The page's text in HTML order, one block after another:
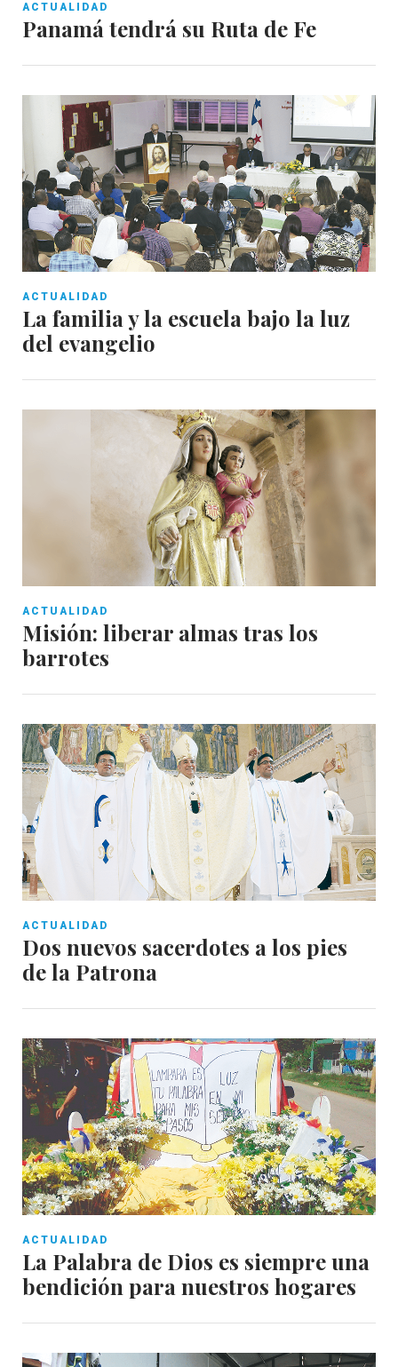
ACTUALIDAD
Panamá tendrá su Ruta de Fe
ACTUALIDAD
La familia y la escuela bajo la luz
del evangelio
ACTUALIDAD
Misión: liberar almas tras los
barrotes
ACTUALIDAD
Dos nuevos sacerdotes a los pies
de la Patrona
ACTUALIDAD
La Palabra de Dios es siempre una
bendición para nuestros hogares